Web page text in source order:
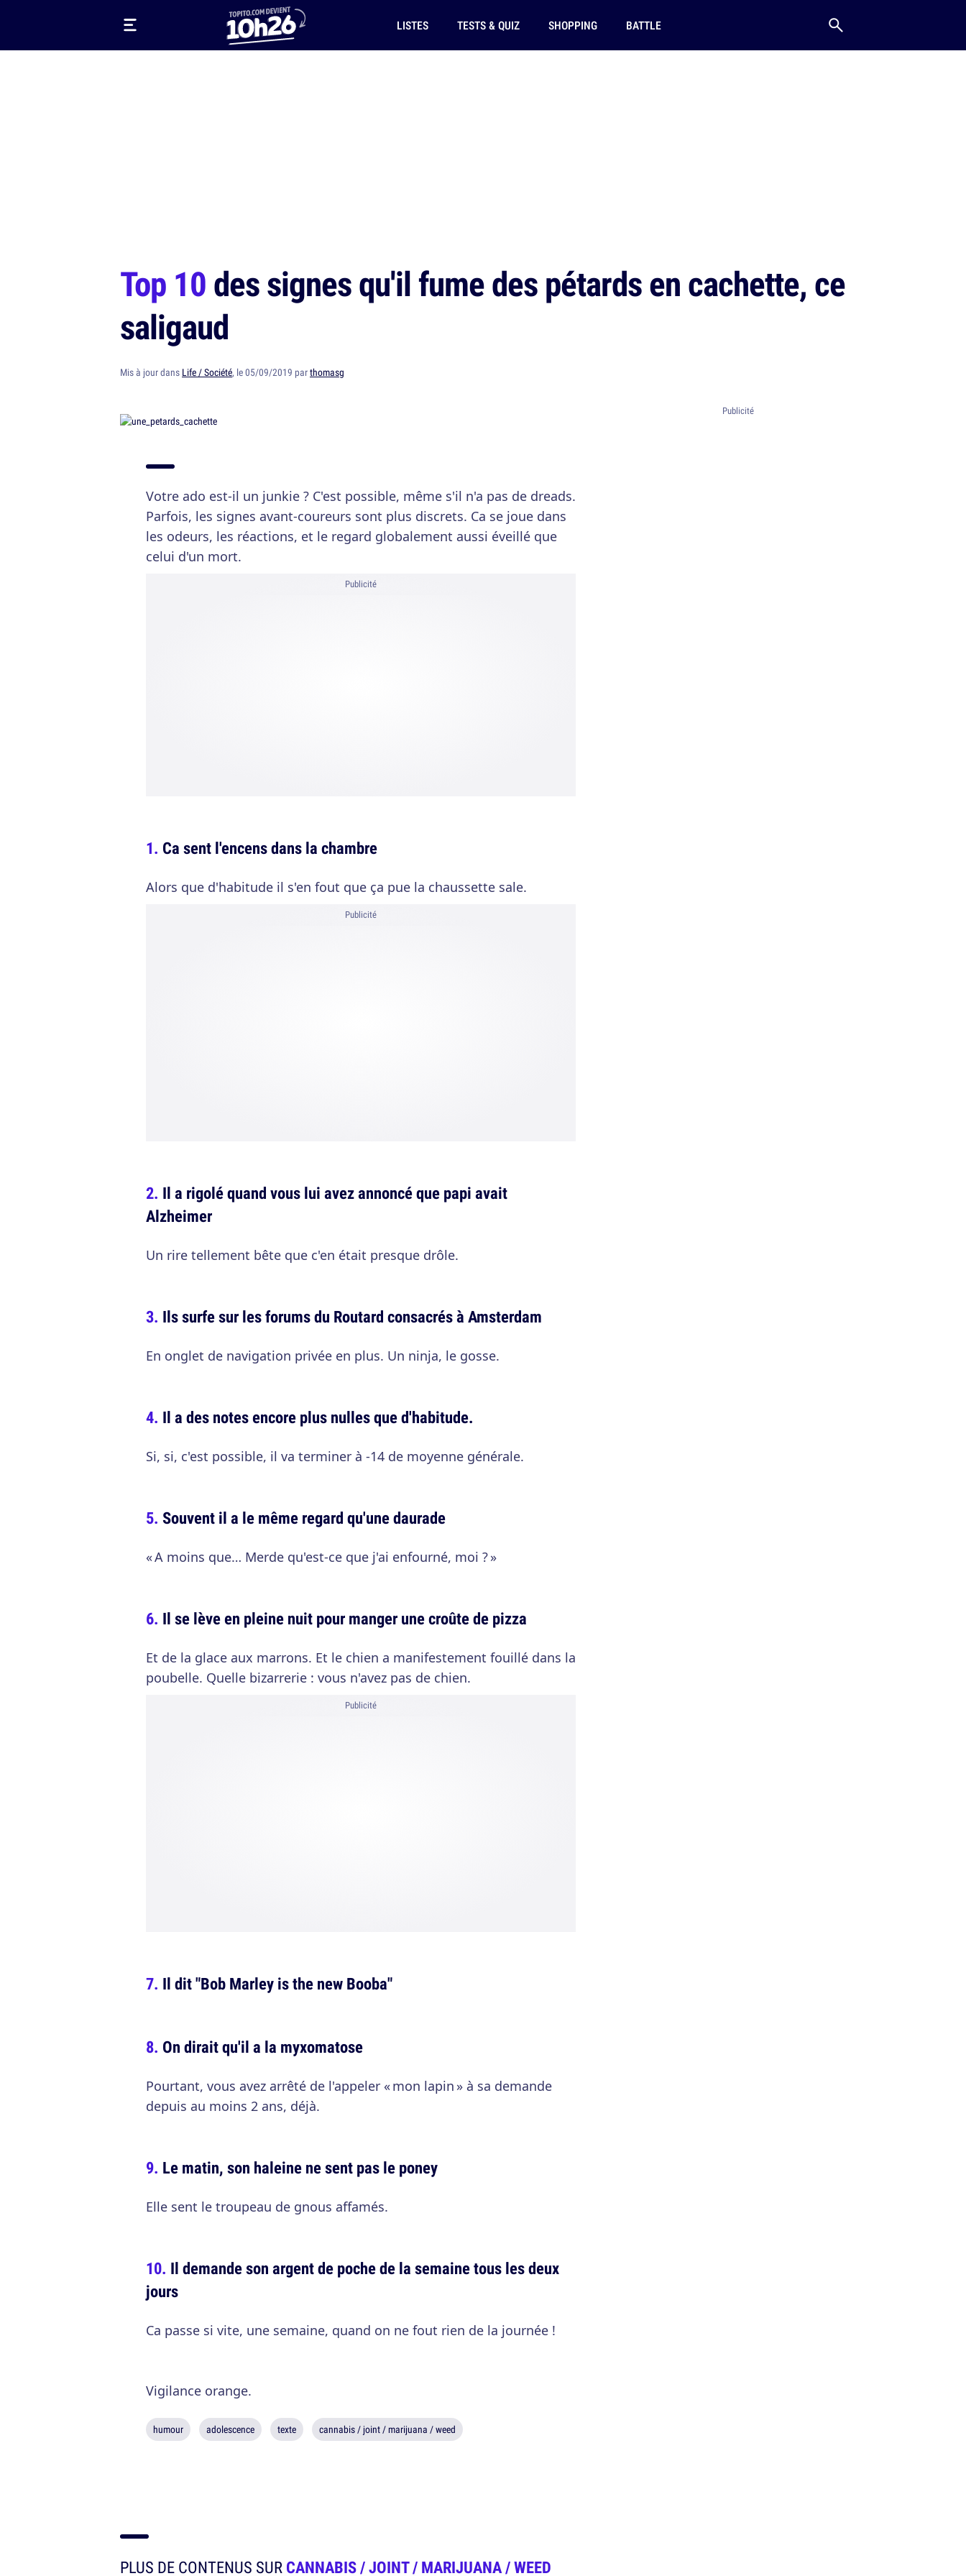
LISTES TESTS & QUIZ SHOPPING BATTLE
Top 10des signes qu'il fume des pétards en cachette, ce
saligaud
Mis à jour dans Life / Société, le 05/09/2019 parthomasg
Votre ado est-il un junkie ? C'est possible, même s'il n'a pas de dreads.
Parfois, les signes avant-coureurs sont plus discrets. Ca se joue dans
les odeurs, les réactions, et le regard globalement aussi éveillé que
celui d'un mort.
Publicité
Ca sent l'encens dans la chambre
Alors que d'habitude il s'en fout que ça pue la chaussette sale.
Publicité
Il a rigolé quand vous lui avez annoncé que papi avait
Alzheimer
Un rire tellement bête que c'en était presque drôle.
Ils surfe sur les forums du Routard consacrés à Amsterdam
En onglet de navigation privée en plus. Un ninja, le gosse.
Il a des notes encore plus nulles que d'habitude.
Si, si, c'est possible, il va terminer à -14 de moyenne générale.
Souvent il a le même regard qu'une daurade
« A moins que… Merde qu'est-ce que j'ai enfourné, moi ? »
Il se lève en pleine nuit pour manger une croûte de pizza
Et de la glace aux marrons. Et le chien a manifestement fouillé dans la
poubelle. Quelle bizarrerie : vous n'avez pas de chien.
Publicité
Il dit "Bob Marley is the new Booba"
On dirait qu'il a la myxomatose
Pourtant, vous avez arrêté de l'appeler « mon lapin » à sa demande
depuis au moins 2 ans, déjà.
Le matin, son haleine ne sent pas le poney
Elle sent le troupeau de gnous affamés.
Il demande son argent de poche de la semaine tous les deux
jours
Ca passe si vite, une semaine, quand on ne fout rien de la journée !
Vigilance orange.
humour adolescence texte cannabis / joint / marijuana / weed
PLUS DE CONTENUS SURCANNABIS / JOINT / MARIJUANA / WEED